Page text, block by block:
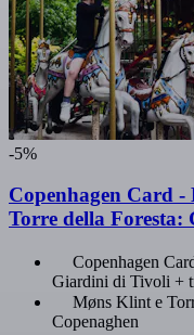
-5%
Copenhagen Card
Torre della
Copenhagen
Giardini di Tivoli +
Møns Klint e
Copenaghen